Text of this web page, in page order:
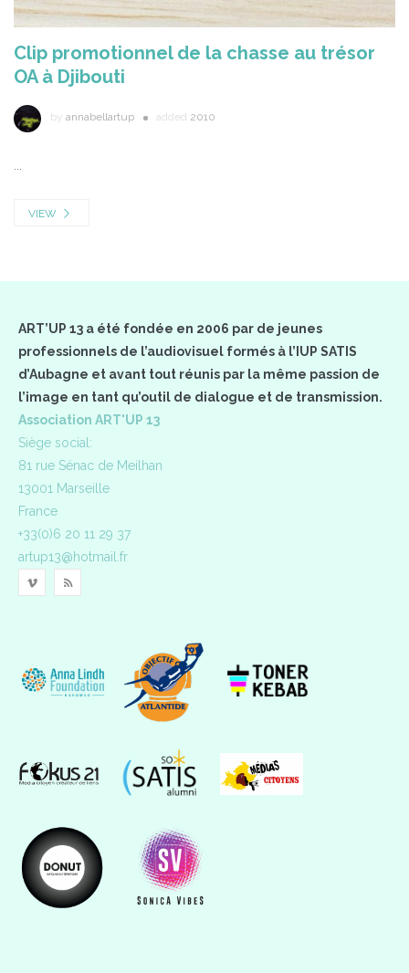
Clip promotionnel de la chasse au trésor
OA à Djibouti
by annabellartup added 2010
...
VIEW
ART’UP 13 a été fondée en 2006 par de jeunes
professionnels de l’audiovisuel formés à l’IUP SATIS
d’Aubagne et avant tout réunis par la même passion de
l’image en tant qu’outil de dialogue et de transmission.
Association ART'UP 13
Siège social:
81 rue Sénac de Meilhan
13001 Marseille
France
+33(0)6 20 11 29 37
artup13@hotmail.fr